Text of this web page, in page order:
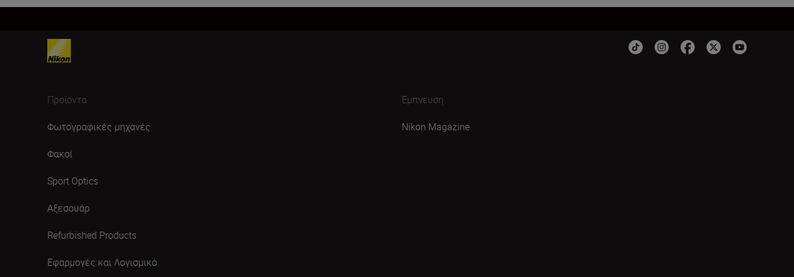
Προϊόντα
Φωτογραφικές μηχανές
Φακοί
Sport Optics
Αξεσουάρ
Refurbished Products
Εφαρμογές και Λογισμικό
Έμπνευση
Nikon Magazine